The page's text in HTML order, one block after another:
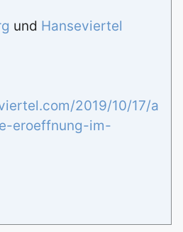
und Hanseviertel
2019/10/17/a
eroeffnung-im-